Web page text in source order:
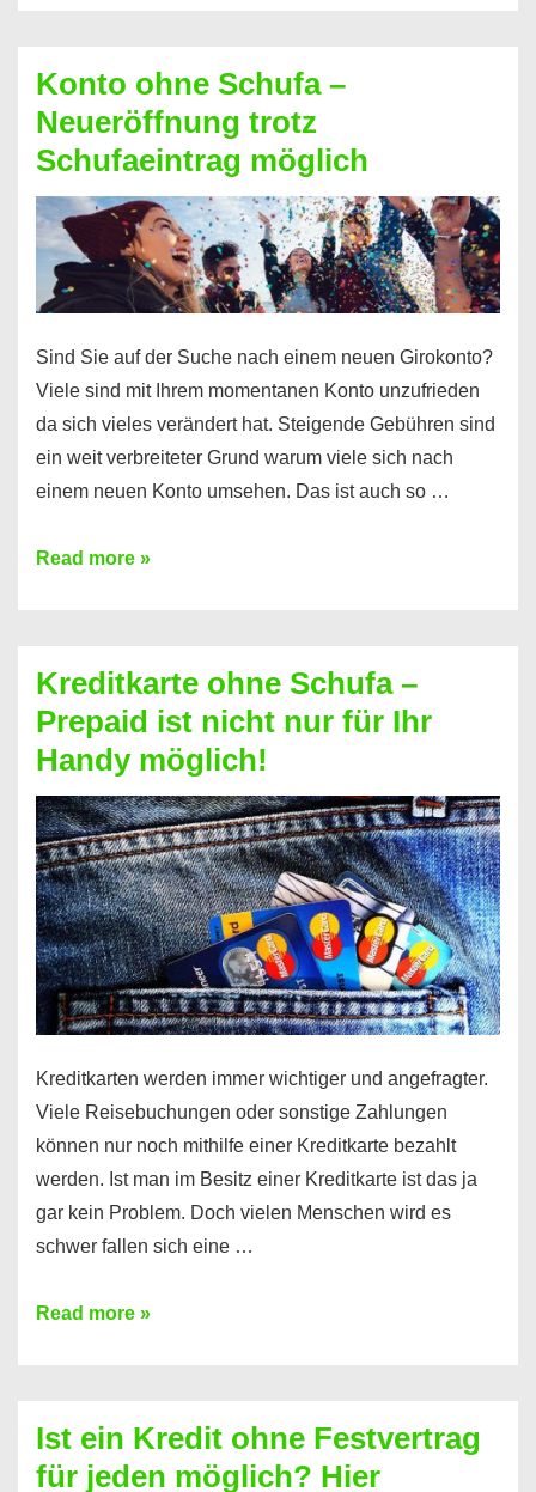
Sie
einen
Kredit
ohne
Einkommensnachweis
Konto ohne Schufa –
Neueröffnung trotz
Schufaeintrag möglich
Sind Sie auf der Suche nach einem neuen Girokonto?
Viele sind mit Ihrem momentanen Konto unzufrieden
da sich vieles verändert hat. Steigende Gebühren sind
ein weit verbreiteter Grund warum viele sich nach
einem neuen Konto umsehen. Das ist auch so …
Konto
Neueröffnung
trotz
Schufaeintrag
möglich
Read more »
Kreditkarte ohne Schufa –
Prepaid ist nicht nur für Ihr
Handy möglich!
Kreditkarten werden immer wichtiger und angefragter.
Viele Reisebuchungen oder sonstige Zahlungen
können nur noch mithilfe einer Kreditkarte bezahlt
werden. Ist man im Besitz einer Kreditkarte ist das ja
gar kein Problem. Doch vielen Menschen wird es
schwer fallen sich eine …
Kreditkarte
Prepaid
ist
Read more »
Ist ein Kredit ohne Festvertrag
für jeden möglich? Hier